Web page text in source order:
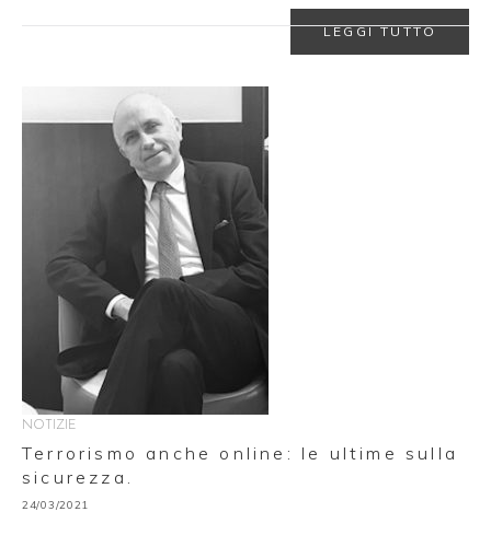
LEGGI TUTTO
NOTIZIE
Terrorismo anche online: le ultime sulla
sicurezza.
24/03/2021